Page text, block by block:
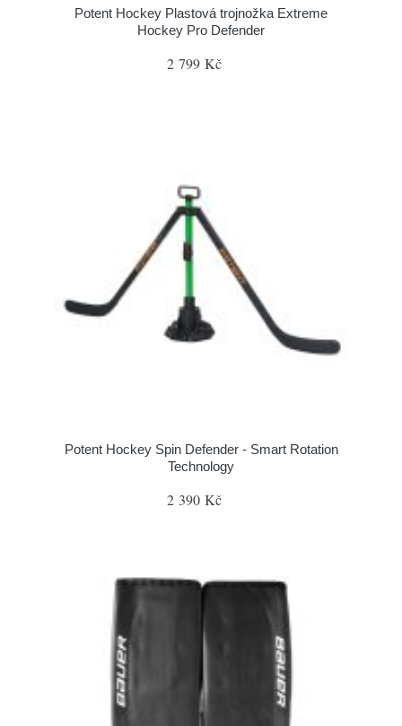
Potent Hockey Plastová trojnožka Extreme
Hockey Pro Defender
2 799 Kč
Potent Hockey Spin Defender - Smart Rotation
Technology
2 390 Kč